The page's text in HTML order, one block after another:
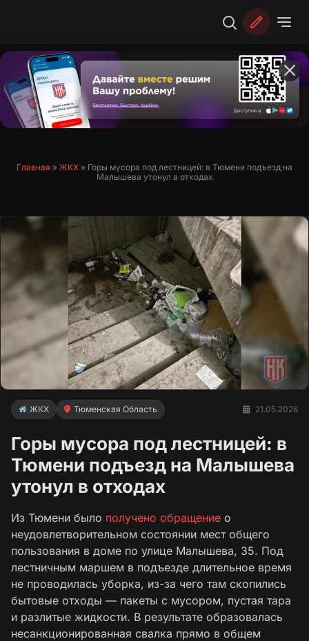
Главная » ЖКХ » Горы мусора под лестницей: в Тюмени подъезд на
Малышева утонул в отходах
ЖКХ Тюменская Область 21.05.2026
Горы мусора под лестницей: в
Тюмени подъезд на Малышева
утонул в отходах
Из Тюмени было получено обращение о
неудовлетворительном состоянии мест общего
пользования в доме по улице Малышева, 35. Под
лестничным маршем в подъезде длительное время
не проводилась уборка, из-за чего там скопились
бытовые отходы — пакеты с мусором, пустая тара
и разлитые жидкости. В результате образовалась
несанкционированная свалка прямо в общем